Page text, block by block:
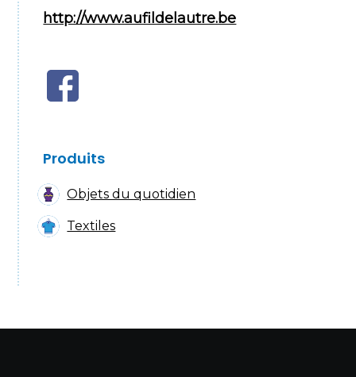
http://www.aufildelautre.be
Produits
Objets du quotidien
Textiles